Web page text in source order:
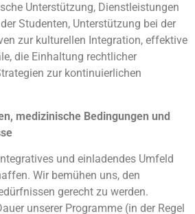
Unterstützung, Dienstleistungen
Studenten, Unterstützung bei der
zur kulturellen Integration, effektive
die Einhaltung rechtlicher
zur kontinuierlichen
medizinische Bedingungen und
und einladendes Umfeld
Wir bemühen uns, den
gerecht zu werden.
unserer Programme (in der Regel